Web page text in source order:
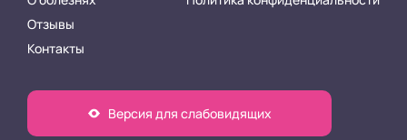
Отзывы
Контакты
Версия для слабовидящих